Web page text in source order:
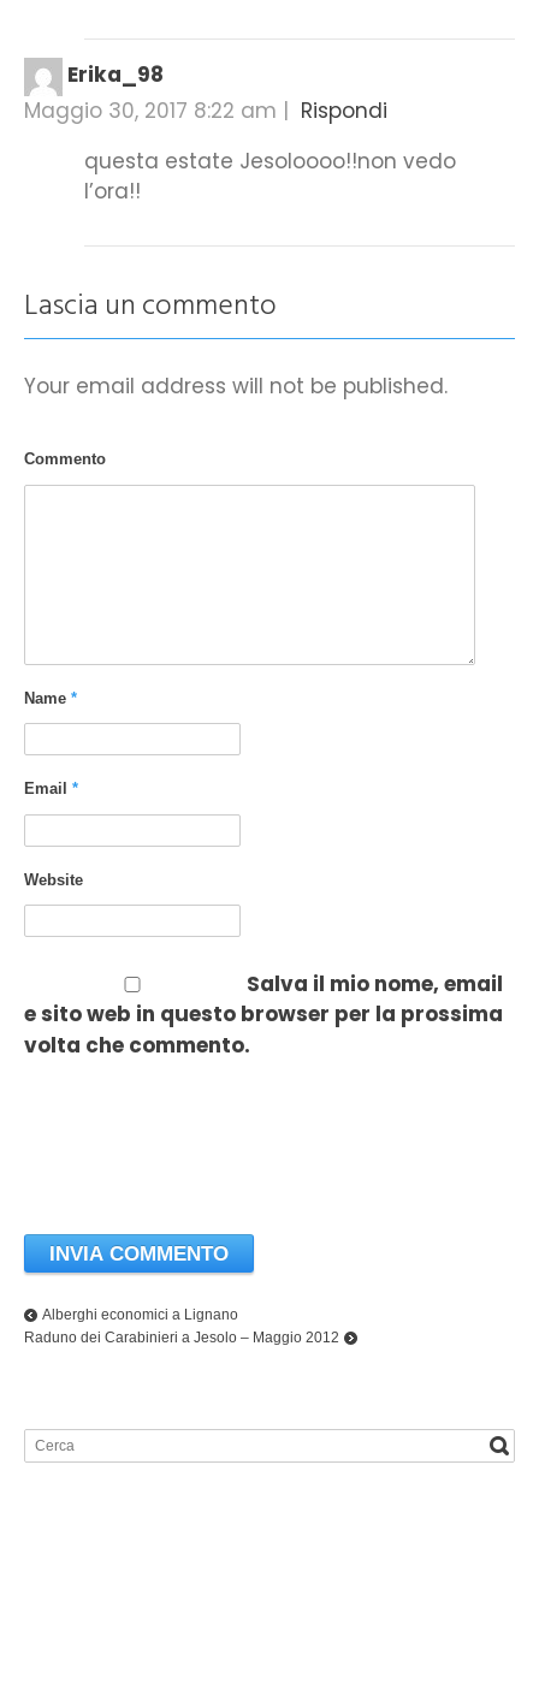
Erika_98
Maggio 30, 2017 8:22 am | Rispondi
questa estate Jesoloooo!!non vedo
l’ora!!
Lascia un commento
Your email address will not be published.
Commento
Name *
Email *
Website
Salva il mio nome, email
e sito web in questo browser per la prossima
volta che commento.
Alberghi economici a Lignano
Raduno dei Carabinieri a Jesolo – Maggio 2012